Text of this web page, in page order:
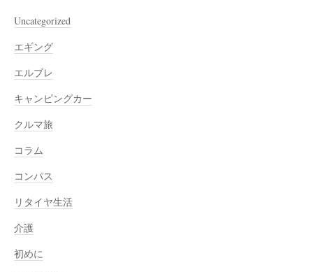
Uncategorized
エギング
エルブレ
キャンピングカー
クルマ旅
コラム
コンパス
リタイヤ生活
介護
初めに